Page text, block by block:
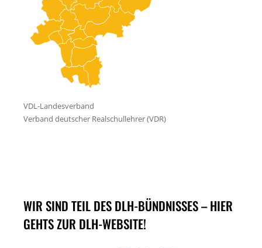
WIR SIND TEIL DES DLH-BÜNDNISSES – HIER
GEHTS ZUR DLH-WEBSITE!